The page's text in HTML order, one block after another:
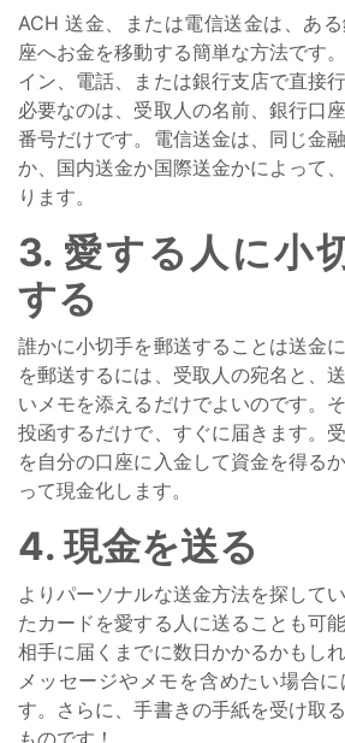
ACH 送金、または電信送金は、あ
座へお金を移動する簡単な方法です
イン、電話、または銀行支店で直接
必要なのは、受取人の名前、銀行口
番号だけです。電信送金は、同じ金
か、国内送金か国際送金かによって
ります。
3. 愛する人に小
する
誰かに小切手を郵送することは送金
を郵送するには、受取人の宛名と、
いメモを添えるだけでよいのです。
投函するだけで、すぐに届きます。
を自分の口座に入金して資金を得る
って現金化します。
4. 現金を送る
よりパーソナルな送金方法を探して
たカードを愛する人に送ることも可
相手に届くまでに数日かかるかもし
メッセージやメモを含めたい場合
す。さらに、手書きの手紙を受け取
ものです！